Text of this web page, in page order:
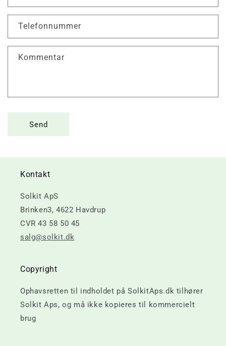
Telefonnummer
Kommentar
Send
Kontakt
Solkit ApS
Brinken3, 4622 Havdrup
CVR 43 58 50 45
salg@solkit.dk
Copyright
Ophavsretten til indholdet på SolkitAps.dk tilhører
Solkit Aps, og må ikke kopieres til kommercielt
brug